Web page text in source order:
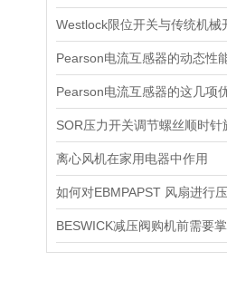
离心风机在家用电器中作用